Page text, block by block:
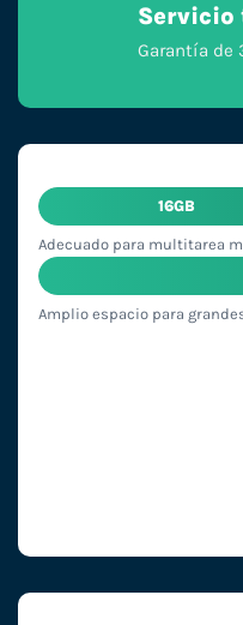
Servicio
Garantía de
16GB
Adecuado para multitarea
Amplio espacio para